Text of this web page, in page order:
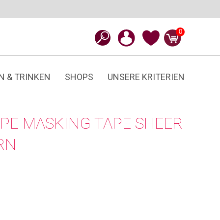
0
& TRINKEN SHOPS UNSERE KRITERIEN
MASKING TAPE SHEER